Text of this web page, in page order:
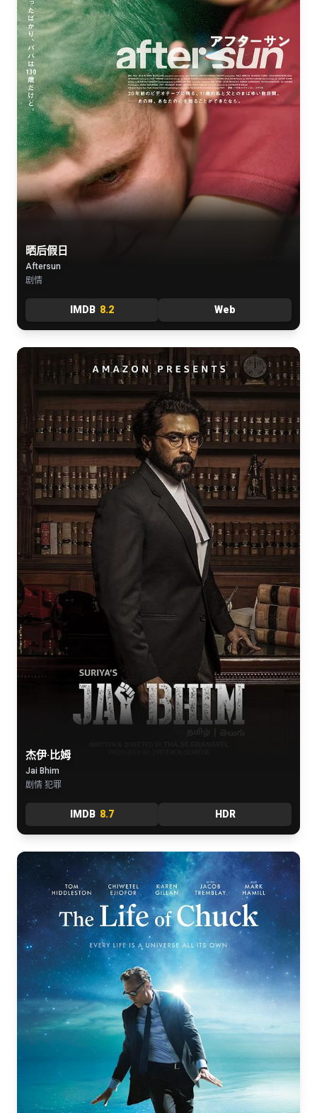
晒后假日
Aftersun
剧情
IMDB 8.2 Web
杰伊·比姆
Jai Bhim
剧情 犯罪
IMDB 8.7 HDR